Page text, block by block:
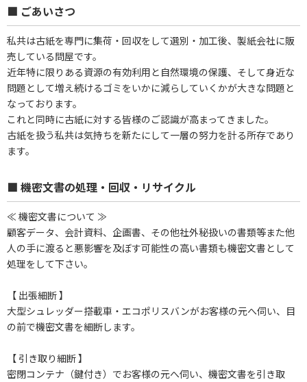
■ ごあいさつ
私共は古紙を専門に集荷・回収をして選別・加工後、製紙会社に販
売している問屋です。
近年特に限りある資源の有効利用と自然環境の保護、そして身近な
問題として増え続けるゴミをいかに減らしていくかが大きな問題と
なっております。
これと同時に古紙に対する皆様のご認識が高まってきました。
古紙を扱う私共は気持ちを新たにして一層の努力を計る所存であり
ます。
■ 機密文書の処理・回収・リサイクル
≪ 機密文書について ≫
顧客データ、会計資料、企画書、その他社外秘扱いの書類等また他
人の手に渡ると悪影響を及ぼす可能性の高い書類も機密文書として
処理をして下さい。
【 出張細断 】
大型シュレッダー搭載車・エコポリスバンがお客様の元へ伺い、目
の前で機密文書を細断します。
【 引き取り細断 】
密閉コンテナ（鍵付き）でお客様の元へ伺い、機密文書を引き取